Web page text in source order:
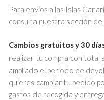
Para envíos a las Islas
consulta nuestra sección de
Cambios gratuitos y 30
realizar tu compra con total
ampliado el periodo de
quieres cambiar tu pedido
gastos de recogida y